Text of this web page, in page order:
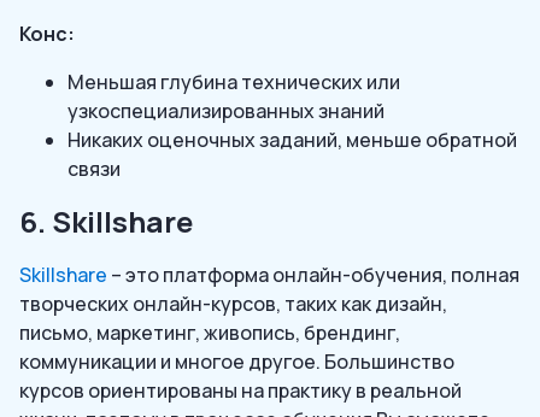
Конс:
Меньшая глубина технических или
узкоспециализированных знаний
Никаких оценочных заданий, меньше обратной
связи
6. Skillshare
Skillshare – это платформа онлайн-обучения, полная
творческих онлайн-курсов, таких как дизайн,
письмо, маркетинг, живопись, брендинг,
коммуникации и многое другое. Большинство
курсов ориентированы на практику в реальной